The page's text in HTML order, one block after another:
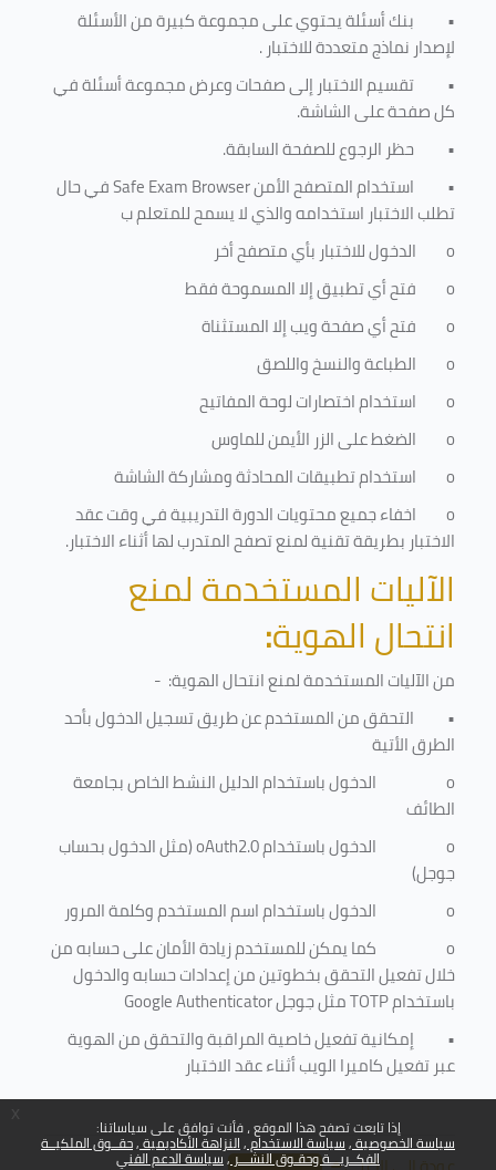
إذا تابعت تصفح هذا الموقع ، فأنت توافق على سياساتنا:
سياسة الخصوصية سياسة الاستخدام النزاهة الأكاديمية حقــوق الملكيــة
الفكــريـــة وحقـوق النشـــر سياسة الدعم الفني
• بنك أسئلة يحتوي على مجموعة كبيرة من الأسئلة
لإصدار نماذج متعددة للاختبار.
• تقسيم الاختبار إلى صفحات وعرض مجموعة أسئلة في
كل صفحة على الشاشة.
• حظر الرجوع للصفحة السابقة.
• استخدام المتصفح الأمنSafe Exam Browserفي حال
تطلب الاختبار استخدامه والذي لا يسمح للمتعلم ب
o
الدخول للاختبار بأي متصفح أخر
o
فتح أي تطبيق إلا المسموحة فقط
o
فتح أي صفحة ويب إلا المستثناة
o
الطباعة والنسخ واللصق
o
استخدام اختصارات لوحة المفاتيح
o
الضغط على الزر الأيمن للماوس
o
استخدام تطبيقات المحادثة ومشاركة الشاشة
o
اخفاء جميع محتويات الدورة التدريبية في وقت عقد
الاختبار بطريقة تقنية لمنع تصفح المتدرب لها أثناء الاختبار.
الآليات المستخدمة لمنع
انتحال الهوية:
من الآليات المستخدمة لمنعانتحال الهوية: -
• التحقق من المستخدم عن طريق تسجيل الدخول بأحد
الطرق الأتية
o
الدخول باستخدام الدليل النشط الخاص بجامعة
الطائف
o
الدخول باستخدامoAuth2.0(مثل الدخول بحساب
جوجل)
o
الدخول باستخدام اسم المستخدم وكلمة المرور
o
كما يمكن للمستخدم زيادة الأمان على حسابه من
خلال تفعيل التحقق بخطوتين من إعدادات حسابه والدخول
باستخدامTOTPمثل جوجلGoogle Authenticator
• إمكانية تفعيل خاصية المراقبة والتحقق من الهوية
عبر تفعيل كاميرا الويب أثناء عقد الاختبار